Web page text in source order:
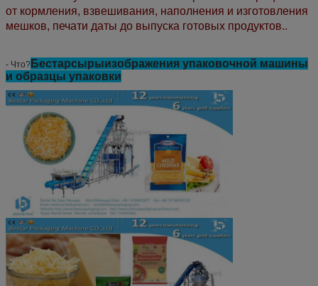
от кормления, взвешивания, наполнения и изготовления
мешков, печати даты до выпуска готовых продуктов..
- Что? Бестарсырыизображения упаковочной машины
и образцы упаковки